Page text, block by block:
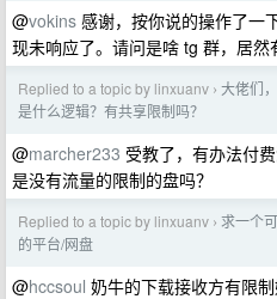
@vokins 感谢，按你说的操作了一
现未响应了。请问是啥 tg 群，居然
Replied to a topic by linxuanv › 大佬们
是什么逻辑？有共享限制吗？
@marcher233 受教了，有办法付
是没有流量的限制的盘吗？
Replied to a topic by linxuanv › 求一个
的平台/网盘
@hccsoul 奶牛的下载接收方有限